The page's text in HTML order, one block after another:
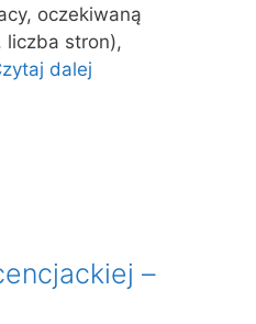
oczekiwaną
liczba stron),
dalej
–